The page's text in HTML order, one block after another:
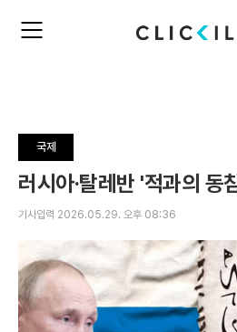
주
뉴
펼
치
기
국제
러시아·탈레반 '적과의 동
기사입력 2026.05.29. 오후 08:36